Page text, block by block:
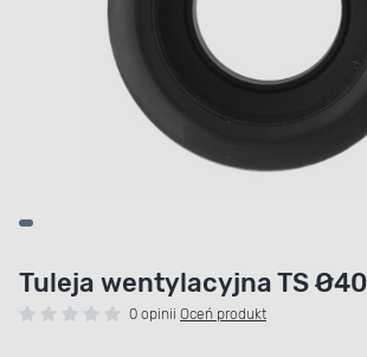
Tuleja wentylacyjna TS
0 opinii Oceń produkt